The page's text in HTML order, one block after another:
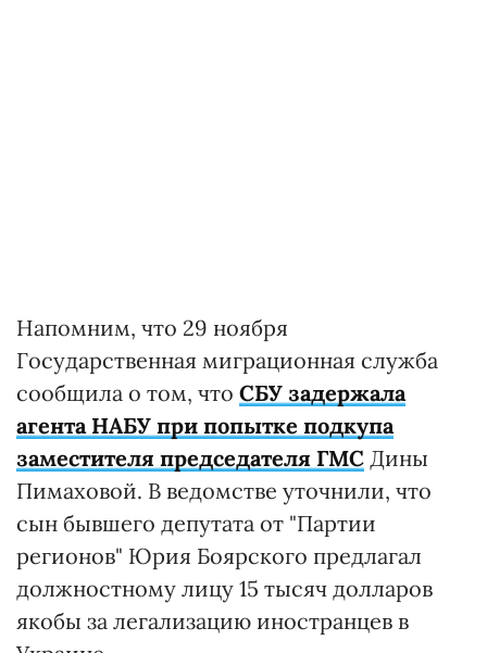
Напомним, что 29 ноября
Государственная миграционная служба
сообщила о том, что СБУ задержала
агента НАБУ при попытке подкупа
заместителя председателя ГМС Дины
Пимаховой. В ведомстве уточнили, что
сын бывшего депутата от "Партии
регионов" Юрия Боярского предлагал
должностному лицу 15 тысяч долларов
якобы за легализацию иностранцев в